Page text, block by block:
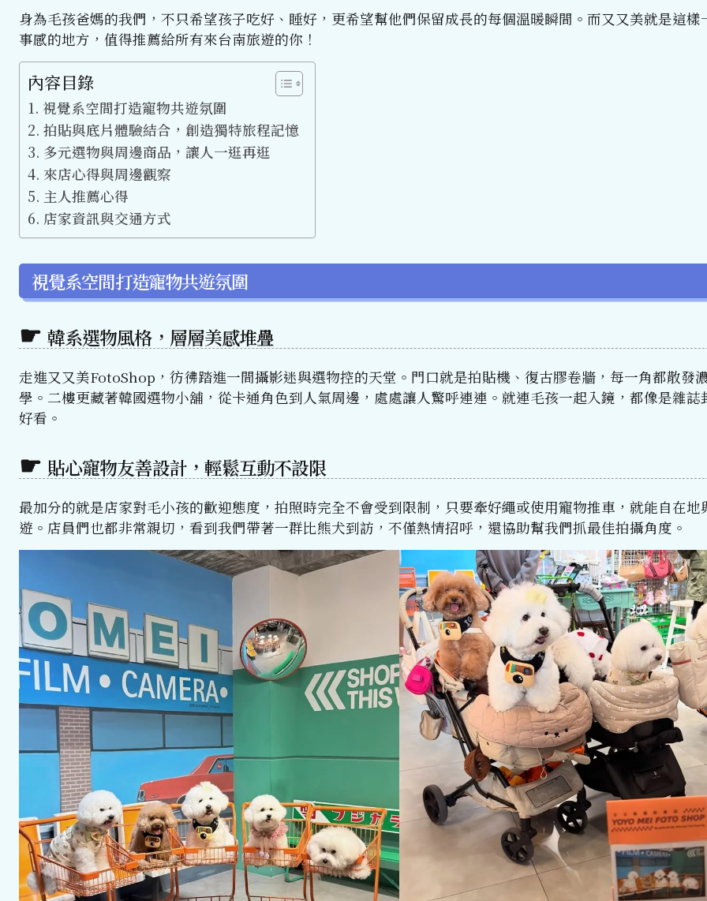
身為毛孩爸媽的我們，不只希望孩子吃好、睡好，更希望幫他們保留成長的每個溫暖瞬間。而又又美就是這樣
事感的地方，值得推薦給所有來台南旅遊的你！
內容目錄
視覺系空間打造寵物共遊氛圍
拍貼與底片體驗結合，創造獨特旅程記憶
多元選物與周邊商品，讓人一逛再逛
來店心得與周邊觀察
主人推薦心得
店家資訊與交通方式
視覺系空間打造寵物共遊氛圍
韓系選物風格，層層美感堆疊
走進又又美FotoShop，彷彿踏進一間攝影迷與選物控的天堂。門口就是拍貼機、復古膠卷牆，每一角都散發
學。二樓更藏著韓國選物小舖，從卡通角色到人氣周邊，處處讓人驚呼連連。就連毛孩一起入鏡，都像是雜誌
好看。
貼心寵物友善設計，輕鬆互動不設限
最加分的就是店家對毛小孩的歡迎態度，拍照時完全不會受到限制，只要牽好繩或使用寵物推車，就能自在地
遊。店員們也都非常親切，看到我們帶著一群比熊犬到訪，不僅熱情招呼，還協助幫我們抓最佳拍攝角度。